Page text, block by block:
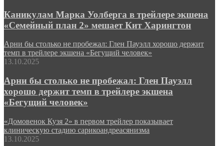
Каникулам Марка Уолберга в трейлере экшена
«Семейный план 2» мешает Кит Харингтон
Арни бы столько не пробежал: Глен Пауэлл хорошо держит
темп в трейлере экшена «Бегущий человек»
13.10.2025
Арни бы столько не пробежал: Глен Пауэлл
хорошо держит темп в трейлере экшена
«Бегущий человек»
«Домовенок Кузя 2» в первом трейлер показывает
клиническую стадию сарикоандреасянизма
13.10.2025